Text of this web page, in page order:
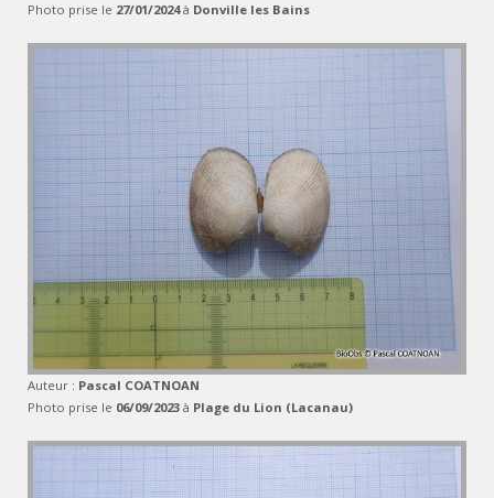
Photo prise le 27/01/2024à Donville les Bains
Auteur : Pascal COATNOAN
Photo prise le 06/09/2023 à Plage du Lion (Lacanau)